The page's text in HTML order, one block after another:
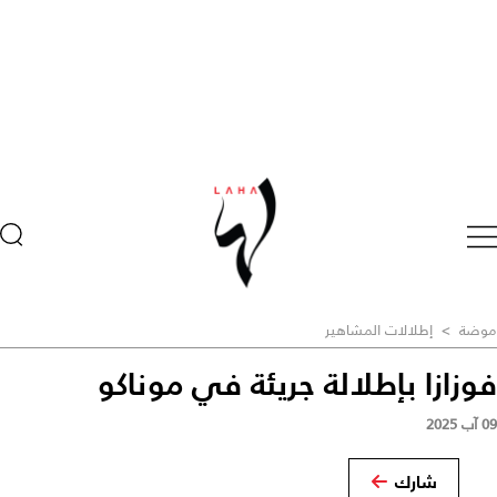
موضة > إطلالات المشاهير
فوزازا بإطلالة جريئة في موناكو
09 آب 2025
شارك